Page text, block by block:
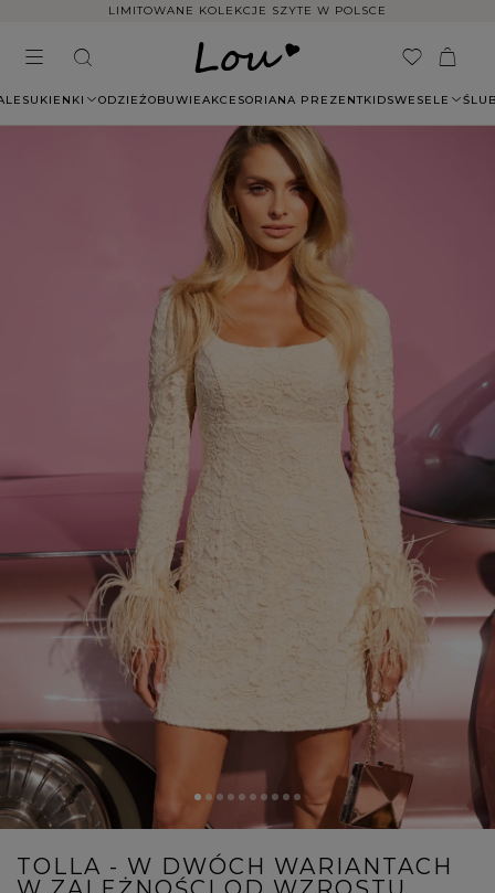
LIMITOWANE KOLEKCJE SZYTE W POLSCE
SUKIENKI ODZIEŻOBUWIEAKCESORIANA PREZENTKIDSWESELE
TOLLA - W DWÓCH WARIANTACH